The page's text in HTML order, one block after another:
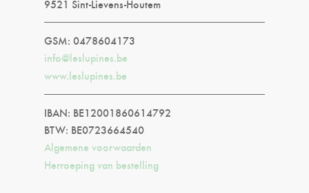
9521 Sint-Lievens-Houtem
GSM: 0478604173
info@leslupines.be
www.leslupines.be
IBAN: BE12001860614792
BTW: BE0723664540
Algemene voorwaarden
Herroeping van bestelling